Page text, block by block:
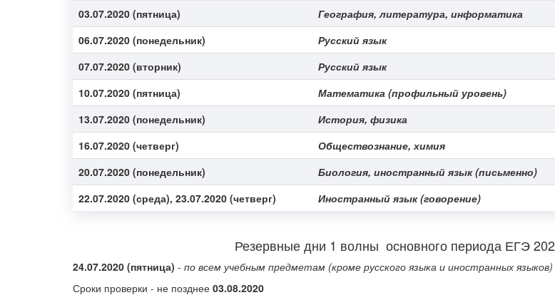
03.07.2020 (пятница) География, литература, информатика
06.07.2020 (понедельник)
Русский язык
07.07.2020 (вторник)
Русский язык
10.07.2020 (пятница)
Математика (профильный уровень)
13.07.2020 (понедельник)
История, физика
16.07.2020 (четверг)
Обществознание, химия
20.07.2020 (понедельник)
Биология, иностранный язык (письменно)
22.07.2020 (среда), 23.07.2020 (четверг) Иностранный язык (говорение)
Резервные дни 1 волны основного периода ЕГЭ
24.07.2020 (пятница) - по всем учебным предметам (кроме русского языка и иностранных языков)
Сроки проверки - не позднее 03.08.2020